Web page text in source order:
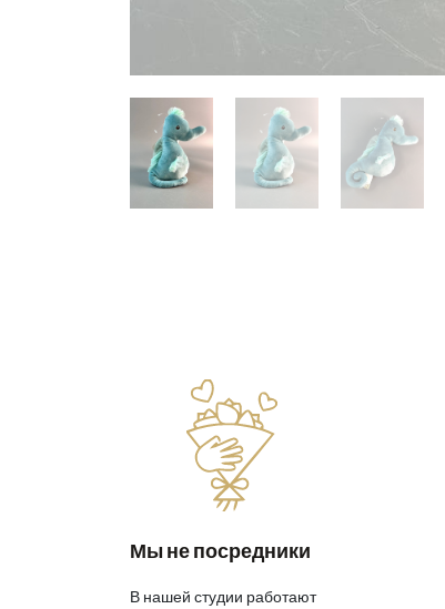
Мы не посредники
В нашей студии работают